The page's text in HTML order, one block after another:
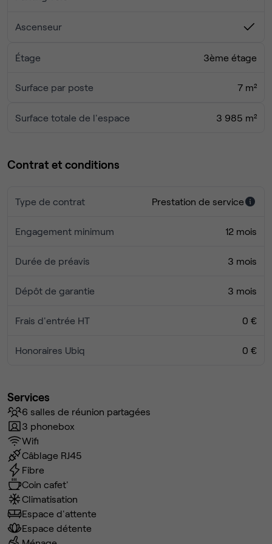
Ascenseur
Étage 3ème étage
Surface par poste 7 m²
Surface totale de l'espace 3 985 m²
Contrat et conditions
Type de contrat Prestation de service
Engagement minimum 12 mois
Durée de préavis 3 mois
Dépôt de garantie 3 mois
Frais d'entrée HT 0 €
Honoraires Ubiq 0 €
Services
6 salles de réunion partagées
3 phonebox
Wifi
Câblage RJ45
Fibre
Coin cafet'
Climatisation
Espace d'attente
Espace détente